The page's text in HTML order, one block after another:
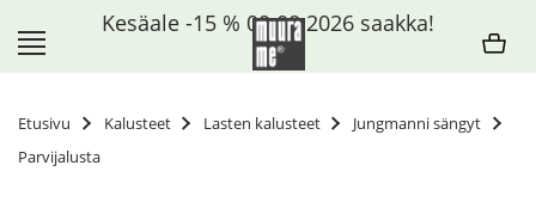
sisältöön
Etusivu Kalusteet Lasten kalusteet
Jungmanni sängyt
Parvijalusta
Kesäale -15 % 09.08.2026 saakka!